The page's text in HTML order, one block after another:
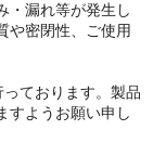
・漏れ等が発生し
や密閉性、ご使用
ております。製品
すようお願い申し